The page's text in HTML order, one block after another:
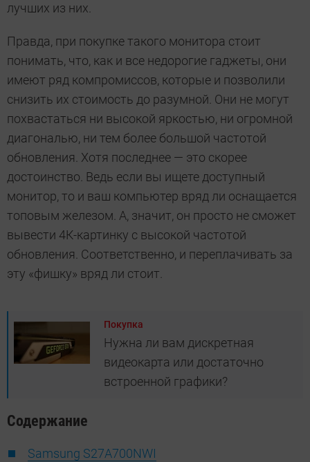
лучших из них.
Правда, при покупке такого монитора стоит
понимать, что, как и все недорогие гаджеты, они
имеют ряд компромиссов, которые и позволили
снизить их стоимость до разумной. Они не могут
похвастаться ни высокой яркостью, ни огромной
диагональю, ни тем более большой частотой
обновления. Хотя последнее — это скорее
достоинство. Ведь если вы ищете доступный
монитор, то и ваш компьютер вряд ли оснащается
топовым железом. А, значит, он просто не сможет
вывести 4К-картинку с высокой частотой
обновления. Соответственно, и переплачивать за
эту «фишку» вряд ли стоит.
Покупка
Нужна ли вам дискретная
видеокарта или достаточно
встроенной графики?
Содержание
Samsung S27A700NWI